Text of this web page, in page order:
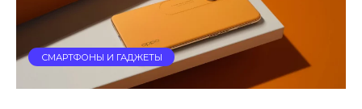
СМАРТФОНЫ И ГАДЖЕТЫ